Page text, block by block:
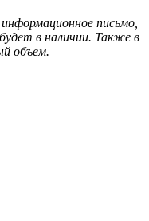
письмо,
в наличии. Также в
объем.